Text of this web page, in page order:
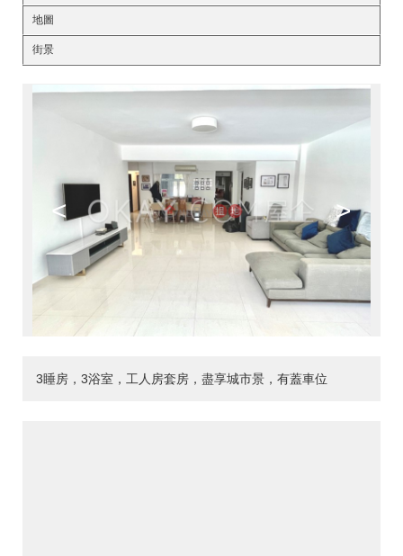
地圖
街景
< >
3睡房，3浴室，工人房套房，盡享城市景，有蓋車位